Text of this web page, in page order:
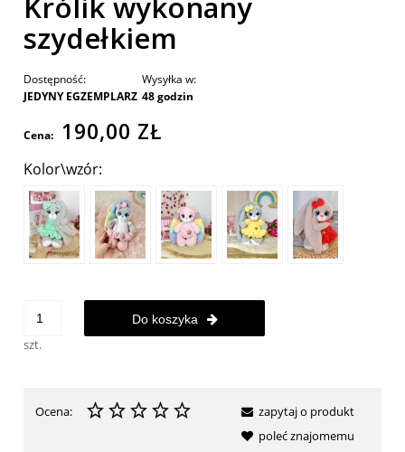
szydełkiem
Dostępność:
JEDYNY EGZEMPLARZ
Wysyłka w:
48 godzin
Cena: 190,00 ZŁ
Kolor\wzór:
szt.
Do koszyka
Ocena:
zapytaj o produkt
poleć znajomemu